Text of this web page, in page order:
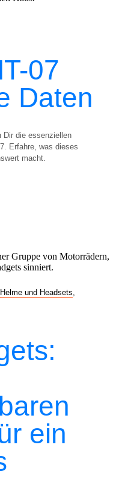
07
Daten
Dir die essenziellen
Erfahre, was dieses
macht.
Helme und Headsets
ein